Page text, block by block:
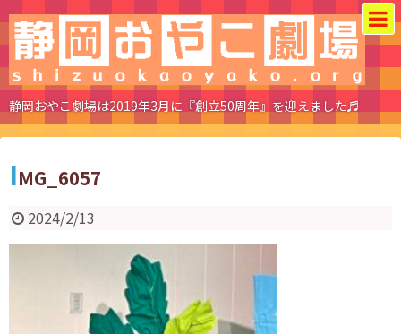
静岡おやこ劇場は2019年3月に『創立50周年』を迎えました♬
IMG_6057
2024/2/13